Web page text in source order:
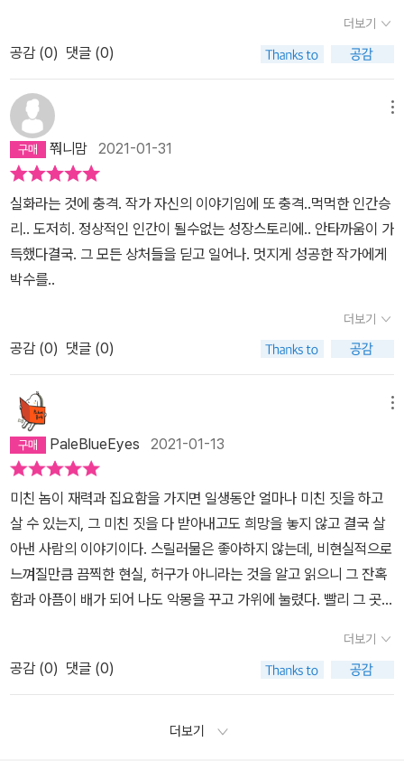
과 그러한 운명에도 불구하고 삶 속에서 인간적 가치를 유지하는 것
과 같은 삶에도 불구하고 우리는 함께 살아갈 수밖에 없다. 절망속이
라 해도 함께 있다면 타인의 고통을 느낄 수 있고 자신의 아픔도 진정
시키는 순간을 맞이할 수 있기 때문이다. 인간이라는 존재에 대한 자
각과, 상대방의 존재에 대한 ‘인정’ 그리고 ‘이해’는 품이 드는 일이다.
그것은 환경의 제약 속에서 타인과 삶의 온도를 맞춰가는 일이며, 상
대적 성숙의 시간을 요구하는 것이기 때문이다. 하지만 그러한 과정
을 거치며 우리는 삶을 무조건적으로 거부하거나 부정하지 않고 흐릿
하게 잡힐 듯 떠오르는 희망에 대해, 삶의 온기에 대해 느낄 수 있는
법은 언제나 있다. 자유는 무엇이든 가능하게 한다. 정말로, 무엇이든
가능하다.“ (P. 321) 앞서 언급했지만 고리끼의 <밑바닥에서>를 읽
하지 않은 장밋빛 희망이나, 상대방의 상황을 고려하지 않은 무책임
한 응원과 조언은 오히려 상황을 더 악화시킬 수 있는 독이 되는 것 아
닐까?'하는 생각이었다. 하지만 <완벽한 아이>에 등장하는 소설에서
나 나올 법한 모드 쥘리앵의 믿을 수 없는 실화는 이런 내 생각을 바꾸
는 결정적 계기가 되었다. 모드의 탈출은 극적인 단 한 번의 사건이 아
니라 삶에서 빚어지는 보일듯 말듯 한 틈을 작은 노력들로서 파고들
어 만든 결실이었기 때문이다. 그러한 노력들은 말 못하는 동물들의
사랑과 주위의 응원이 담긴 눈빛과 말 한마디, 더 나은 삶이 가능하다
는 상상력과 용기로 비롯된 것이었다. 현실과 이상의 괴리로 인해 벌
까? 현실과 꿈의 간극을 메우면서 희망의 진정성을 담보할 수 있는
건 이러한 작은 노력들이 아닐까 하고 생각해본다. '멀리 보이는 지평
선이 얼마나 아름다운지! 그 누구도 지평선을 빼앗긴 채 살아서는 안
명수로 사용해 연명해 나간다. 결국 어느날 모드는 아버지가 횡설수
설 쏟아낸 초인의 세계에 대한 매혹이 완전히 증발하고, 아버지는 모
든 능력을 타고난 완벽한 존재가 아니라 친구도 사랑도 따뜻한 손길
을 줄주도 받을 주도 모르는 동물들까지 겁을 먹게 하는 이상한 헛소
리 하는 남자일 뿐이라고 바라볼수 있게된다. 그리고 아버지가 야단
치고 위협하고 윽박지르면 자살특공대 처럼 폭발해버리는 단계까지
간다. 이단교에 빠져 헤어나오지 못하는 수많은 나약한 성인들이나,
아버지의 첫번째 희생자인 모드의 어머니가 남편을 증오하면서도 남
편의 손아귀에서 단 한걸음도 빠져 나오지 못하고 조력자가 된것을
본다면, 모드의 정신력이 얼마나 강했는지 새삼 감탄스럽다.* 루이디
디에가 딸이 자라서 이러이러한 사람이 되는 것이 좋겠다란 희망이
극단적이고 광기가 있어서 비난받지만, 사실 대다수 부모는 나름대로
치관을 주입시키며 양육한다. 다행히 부모가 바라는 방향에 자식의
맞지 않는데 끌려간 경우는 사춘기가 되어 본인의 힘과 생각이 커지
면서 완전히 다른길로 가는것 같다는 생각이 든다. 그렇게 생각한다
면 루이디디에도 이해 받을 수 있는 면이 있긴하다. 부모가 세상을 어
떤 곳으로 인식 하는가는 자신의 삶의 방식뿐만 아니라 대대 손손 전
달될 수도 있겠다는 생각이 든다. 또 어디선가 봤던, 어린아이는 결국
어른이 된다는 말이 맥락없이 떠오른다.
더보기
공감 (0) 댓글 (0)
쭤니맘 2021-01-31
실화라는 것에 충격. 작가 자신의 이야기임에 또 충격..먹먹한 인간승
리.. 도저히. 정상적인 인간이 될수없는 성장스토리에.. 안타까움이 가
득했다결국. 그 모든 상처들을 딛고 일어나. 멋지게 성공한 작가에게
박수를..
더보기
공감 (0) 댓글 (0)
PaleBlueEyes 2021-01-13
미친 놈이 재력과 집요함을 가지면 일생동안 얼마나 미친 짓을 하고
살 수 있는지, 그 미친 짓을 다 받아내고도 희망을 놓지 않고 결국 살
아낸 사람의 이야기이다. 스릴러물은 좋아하지 않는데, 비현실적으로
느껴질만큼 끔찍한 현실, 허구가 아니라는 것을 알고 읽으니 그 잔혹
함과 아픔이 배가 되어 나도 악몽을 꾸고 가위에 눌렸다. 빨리 그 곳에
담 밖에 나갔을 때 제발 다시 들어가지 않기를, 몇 번의 외출 장면마다
어디로든 무조건 달려가기를, 바라고 또 바라며 읽었다. 책을 집어던
지고 싶을 만큼 말도 안되는 일들을 온 몸으로 겪어내고 살아 남아 타
인의 마음의 병을 치유하는 삶. 끝까지 다 읽은 후에도 그녀의 삶에 대
더보기
공감 (0) 댓글 (0)
더보기